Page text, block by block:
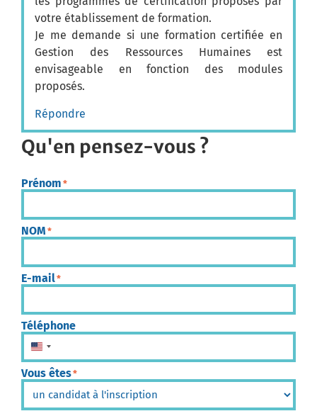
votre établissement de formation.
Je me demande si une formation certifiée en
Gestion des Ressources Humaines est
envisageable en fonction des modules
proposés.
Répondre
Qu'en pensez-vous ?
Prénom *
NOM *
E-mail*
Téléphone
États-Unis +1
Vous êtes*